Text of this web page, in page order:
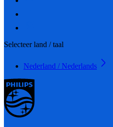
Selecteer land / taal
Nederland / Nederlands